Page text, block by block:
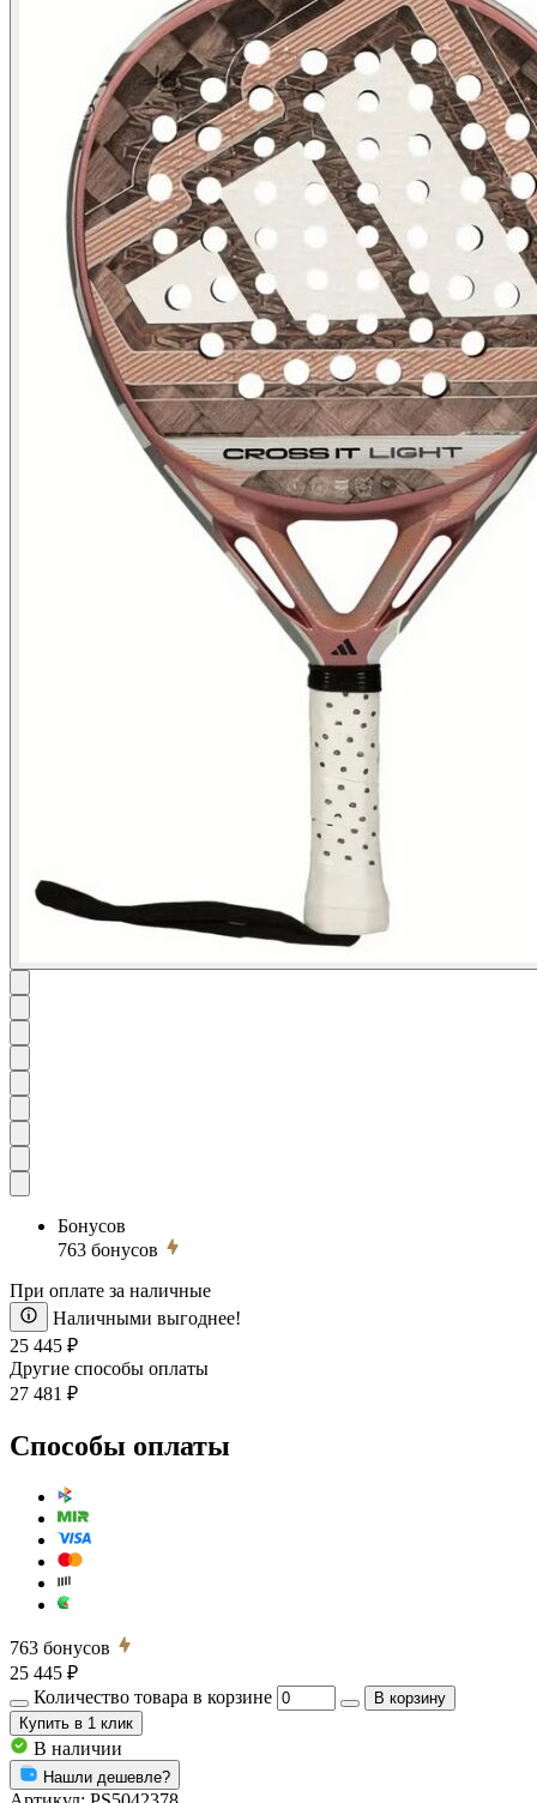
Бонусов
763 бонусов
При оплате за наличные
Наличными выгоднее!
25 445 ₽
Другие способы оплаты
27 481 ₽
Способы оплаты
763 бонусов
25 445 ₽
Количество товара в корзине
В корзину
Купить в 1 клик
В наличии
Нашли дешевле?